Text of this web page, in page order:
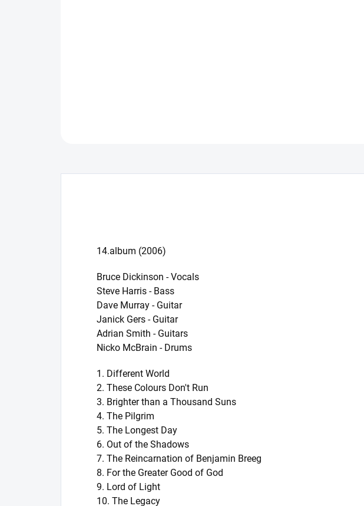
14.album (2006)
Bruce Dickinson - Vocals
Steve Harris - Bass
Dave Murray - Guitar
Janick Gers - Guitar
Adrian Smith - Guitars
Nicko McBrain - Drums
1. Different World
2. These Colours Don't Run
3. Brighter than a Thousand Suns
4. The Pilgrim
5. The Longest Day
6. Out of the Shadows
7. The Reincarnation of Benjamin Breeg
8. For the Greater Good of God
9. Lord of Light
10. The Legacy